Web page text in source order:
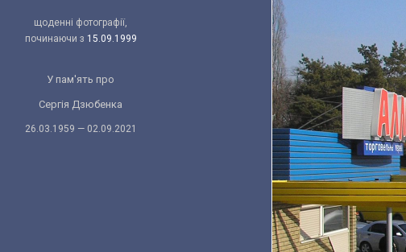
щоденні фотографії,
починаючи з 15.09.1999
У пам'ять про
Сергія Дзюбенка
26.03.1959 — 02.09.2021